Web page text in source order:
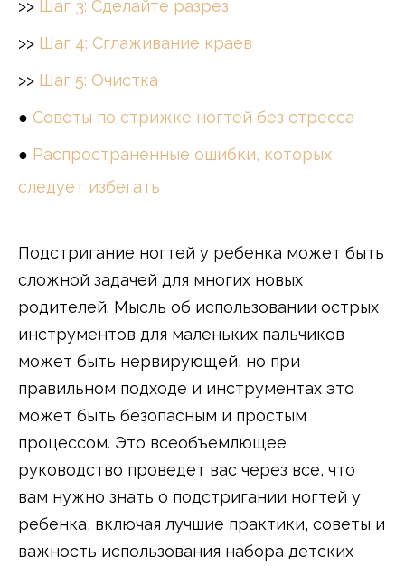
>> Шаг 3: Сделайте разрез
>> Шаг 4: Сглаживание краев
>> Шаг 5: Очистка
● Советы по стрижке ногтей без стресса
● Распространенные ошибки, которых
следует избегать
Подстригание ногтей у ребенка может быть
сложной задачей для многих новых
родителей. Мысль об использовании острых
инструментов для маленьких пальчиков
может быть нервирующей, но при
правильном подходе и инструментах это
может быть безопасным и простым
процессом. Это всеобъемлющее
руководство проведет вас через все, что
вам нужно знать о подстригании ногтей у
ребенка, включая лучшие практики, советы и
важность использования набора детских